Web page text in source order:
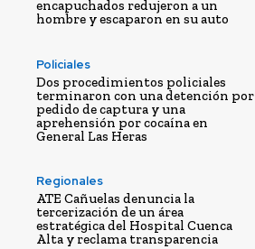
encapuchados redujeron a un
hombre y escaparon en su auto
Policiales
Dos procedimientos policiales
terminaron con una detención por
pedido de captura y una
aprehensión por cocaína en
General Las Heras
Regionales
ATE Cañuelas denuncia la
tercerización de un área
estratégica del Hospital Cuenca
Alta y reclama transparencia